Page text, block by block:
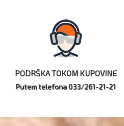
PODRŠKA TOKOM KUPOVINE
Putem telefona 033/261-21-21